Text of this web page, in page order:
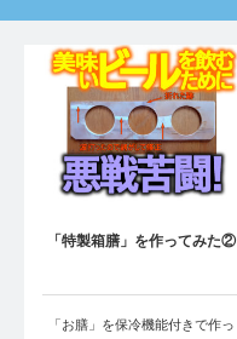
「特製箱膳」を作ってみた②
「お膳」を保冷機能付きで作っ